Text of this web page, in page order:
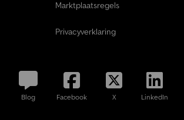
Marktplaatsregels
Privacyverklaring
Blog Facebook X LinkedIn